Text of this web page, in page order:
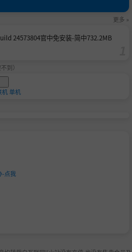
更多 »
24573804官中免安装-简中732.2MB
到）
机单机
-点我